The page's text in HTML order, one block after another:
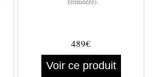
489€
Voir ce produit